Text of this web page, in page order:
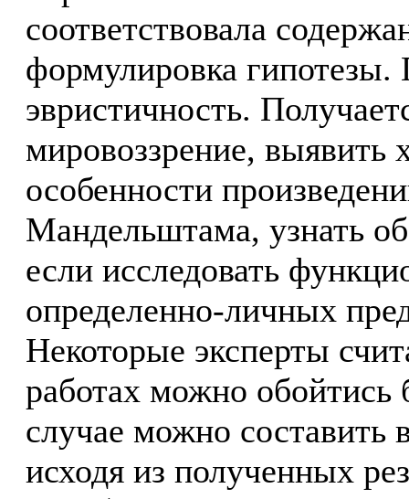
соответствовала
формулировка гипотезы.
эвристичность.
мировоззрение, выявить
особенности
Мандельштама, узнать
если исследовать
определенно-личных
Некоторые эксперты
работах можно
случае можно составить
исходя из полученных